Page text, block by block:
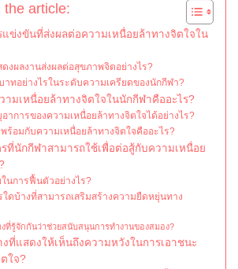
the article:
ข่งขันที่ส่งผลต่อความเหนื่อยล้าทางจิตใจใน
งผลงานส่งผลต่อสุขภาพจิตอย่างไร?
ทอย่างไรในระดับความเครียดของนักกีฬา?
มเหนื่อยล้าทางจิตใจในนักกีฬาคืออะไร?
าการของความเหนื่อยล้าทางจิตใจได้อย่างไร?
ร้อมกับความเหนื่อยล้าทางจิตใจคืออะไร?
ที่นักกีฬาสามารถใช้เพื่อต่อสู้กับความเหนื่อย
นการฟื้นตัวอย่างไร?
ดบ้างที่สามารถเสริมสร้างความยืดหยุ่นทาง
งที่รู้จักกันว่าช่วยสนับสนุนการทำงานของสมอง?
ที่แสดงให้เห็นถึงความหวังในการเอาชนะ
ใจ?